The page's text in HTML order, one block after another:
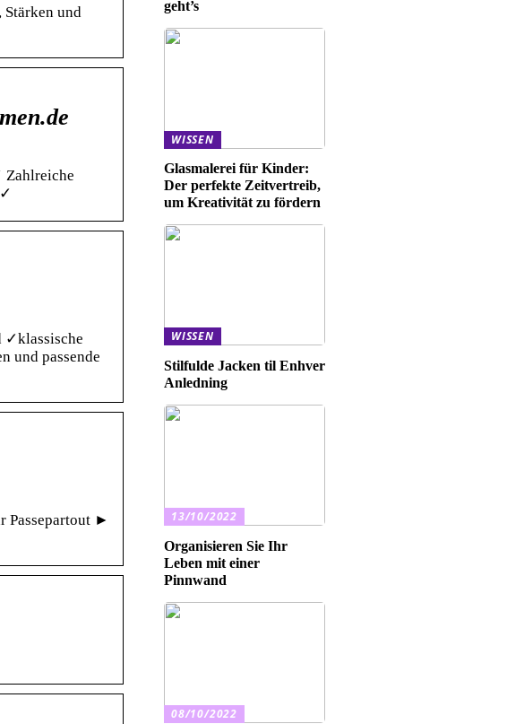
und
Zahlreiche
✓klassische
und passende
Passepartout ►
geht’s
WISSEN
Glasmalerei für Kinder:
Der perfekte Zeitvertreib,
um Kreativität zu fördern
WISSEN
Stilfulde Jacken til Enhver
Anledning
13/10/2022
Organisieren Sie Ihr
Leben mit einer
Pinnwand
08/10/2022